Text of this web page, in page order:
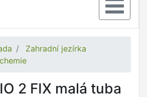
Zahradní jezírka
2 FIX malá tuba